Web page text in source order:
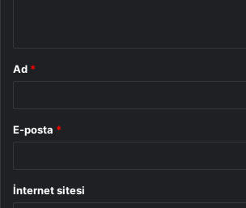
Ad *
E-posta *
İnternet sitesi